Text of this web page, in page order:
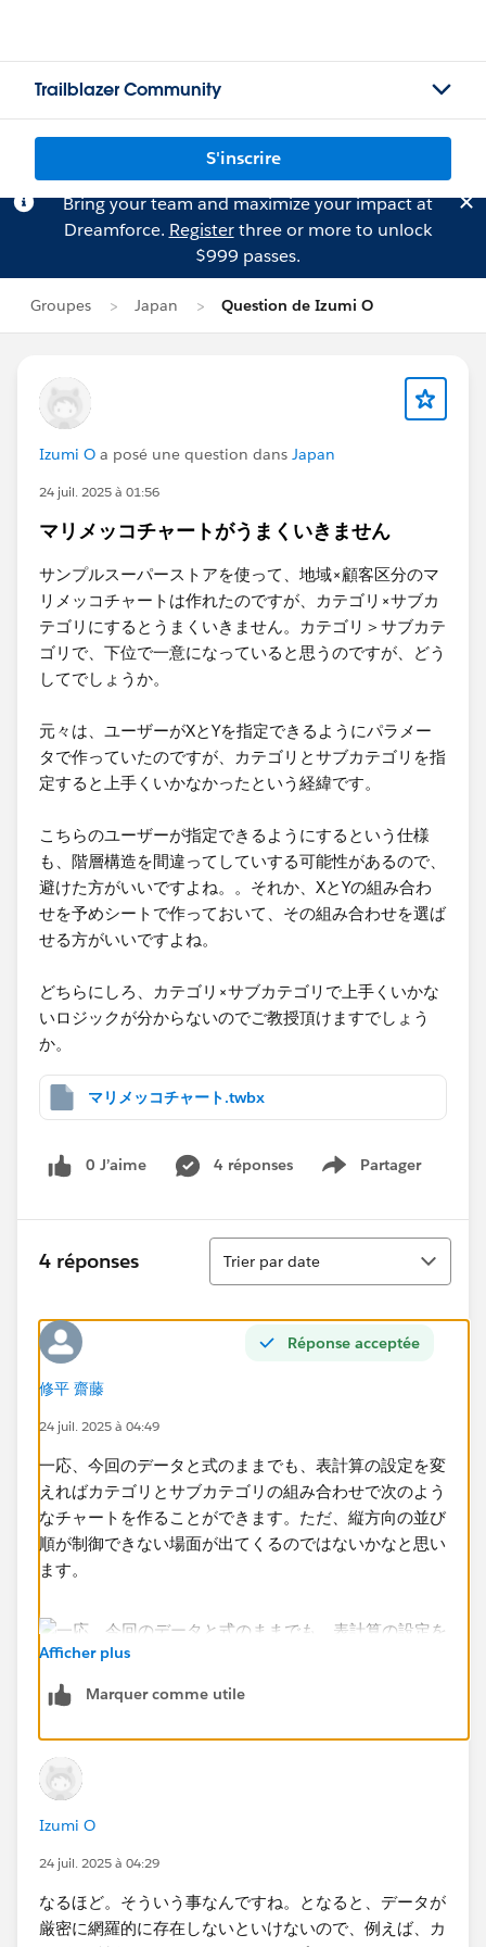
Trailblazer Community
S'inscrire
Bring your team and maximize your impact at
Dreamforce. Registerthree or more to unlock
$999 passes.
Groupes Japan Question de Izumi O
Izumi O a posé une question dans Japan
24 juil. 2025 à 01:56
マリメッコチャートがうまくいきません
サンプルスーパーストアを使って、地域×顧客区分のマ
リメッコチャートは作れたのですが、カテゴリ×サブカ
テゴリにするとうまくいきません。カテゴリ＞サブカテ
ゴリで、下位で一意になっていると思うのですが、どう
してでしょうか。
元々は、ユーザーがXとYを指定できるようにパラメー
タで作っていたのですが、カテゴリとサブカテゴリを指
定すると上手くいかなかったという経緯です。
こちらのユーザーが指定できるようにするという仕様
も、階層構造を間違ってしていする可能性があるので、
避けた方がいいですよね。。それか、XとYの組み合わ
せを予めシートで作っておいて、その組み合わせを選ば
せる方がいいですよね。
どちらにしろ、カテゴリ×サブカテゴリで上手くいかな
いロジックが分からないのでご教授頂けますでしょう
か。
マリメッコチャート.twbx
0 J’aime 4 réponses Partager
Show menu
4 réponses
Tri
Trier par date
Réponse acceptée
修平 齋藤
24 juil. 2025 à 04:49
一応、今回のデータと式のままでも、表計算の設定を変
えればカテゴリとサブカテゴリの組み合わせで次のよう
なチャートを作ることができます。ただ、縦方向の並び
順が制御できない場面が出てくるのではないかなと思い
ます。
Afficher plus
Marquer comme utile
Izumi O
24 juil. 2025 à 04:29
なるほど。そういう事なんですね。となると、データが
厳密に網羅的に存在しないといけないので、例えば、カ